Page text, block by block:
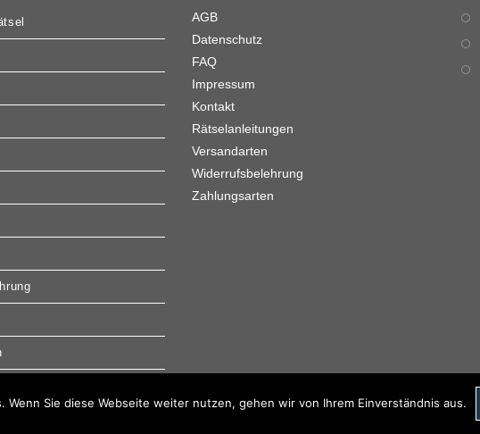
AGB
Datenschutz
FAQ
Impressum
Kontakt
Rätselanleitungen
Versandarten
Widerrufsbelehrung
Zahlungsarten
Wenn Sie diese Webseite weiter nutzen, gehen wir von Ihrem Einverständnis aus.